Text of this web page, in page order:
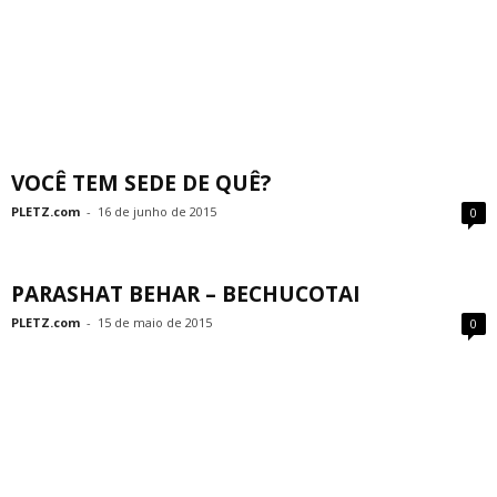
VOCÊ TEM SEDE DE QUÊ?
PLETZ.com - 16 de junho de 2015 0
PARASHAT BEHAR – BECHUCOTAI
PLETZ.com - 15 de maio de 2015 0